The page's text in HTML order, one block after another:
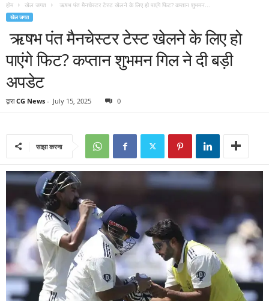
होम खेल जगत ऋषभ पंत मैनचेस्‍टर टेस्‍ट खेलने के लिए हो पाएंगे फिट? कप्‍तान शुभमन...
खेल जगत
ऋषभ पंत मैनचेस्‍टर टेस्‍ट खेलने के लिए हो
पाएंगे फिट? कप्‍तान शुभमन गिल ने दी बड़ी
अपडेट
द्वारा CG News - July 15, 2025 0
साझा करना